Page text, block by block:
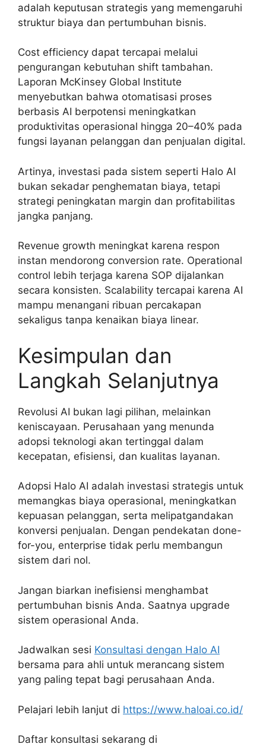
adalah keputusan strategis yang memengaruhi
struktur biaya dan pertumbuhan bisnis.
Cost efficiency dapat tercapai melalui
pengurangan kebutuhan shift tambahan.
Laporan McKinsey Global Institute
menyebutkan bahwa otomatisasi proses
berbasis AI berpotensi meningkatkan
produktivitas operasional hingga 20–40% pada
fungsi layanan pelanggan dan penjualan digital.
Artinya, investasi pada sistem seperti Halo AI
bukan sekadar penghematan biaya, tetapi
strategi peningkatan margin dan profitabilitas
jangka panjang.
Revenue growth meningkat karena respon
instan mendorong conversion rate. Operational
control lebih terjaga karena SOP dijalankan
secara konsisten. Scalability tercapai karena AI
mampu menangani ribuan percakapan
sekaligus tanpa kenaikan biaya linear.
Kesimpulan dan
Langkah Selanjutnya
Revolusi AI bukan lagi pilihan, melainkan
keniscayaan. Perusahaan yang menunda
adopsi teknologi akan tertinggal dalam
kecepatan, efisiensi, dan kualitas layanan.
Adopsi Halo AI adalah investasi strategis untuk
memangkas biaya operasional, meningkatkan
kepuasan pelanggan, serta melipatgandakan
konversi penjualan. Dengan pendekatan done-
for-you, enterprise tidak perlu membangun
sistem dari nol.
Jangan biarkan inefisiensi menghambat
pertumbuhan bisnis Anda. Saatnya upgrade
sistem operasional Anda.
Jadwalkan sesi Konsultasi dengan Halo AI
bersama para ahli untuk merancang sistem
yang paling tepat bagi perusahaan Anda.
Pelajari lebih lanjut di https://www.haloai.co.id/
Daftar konsultasi sekarang di